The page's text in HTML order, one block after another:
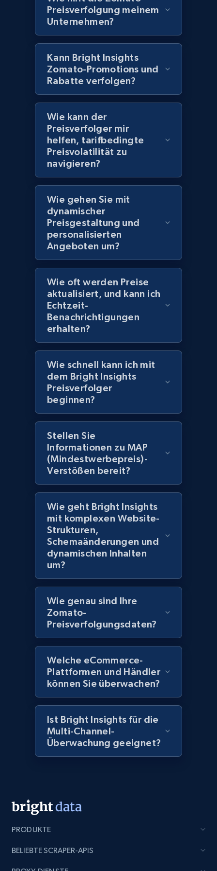
Home Depot US - Discover products by
specified UPC
URL, Domain, Country code, Model number,
Sku, Product id, Product name, Manufacturer,
and more.
2.1K+ 355+ Jetzt anfangen
Home Depot US - Discovery products by
specific category URL
URL, Domain, Country code, Model number,
2.1K+ 355+ Jetzt anfangen
Title, Seller name, Brand, Description, Initial
price, Currency, Availability, Reviews count, and
2.1K+ 375+
Amazon products global dataset - Collects
products by specific category URL
Title, Seller name, Brand, Description, Initial
price, Currency, Availability, Reviews count, and
more.
2.1K+ 375+ Jetzt anfangen
Amazon products global dataset -
Collecting products by keyword search
Title, Seller name, Brand, Description, Initial
price, Currency, Availability, Reviews count, and
Amazon products global dataset - Collects
Title, Seller name, Brand, Description, Initial
price, Currency, Availability, Reviews count, and
2.1K+ 375+ Jetzt anfangen
Amazon products global dataset - Collect
Amazon products by seller URL
Preisverfolgung meinem
Unternehmen?
Kann Bright Insights
Zomato-Promotions und
Rabatte verfolgen?
Wie kann der
Preisverfolger mir
helfen, tarifbedingte
Preisvolatilität zu
navigieren?
Wie gehen Sie mit
dynamischer
Preisgestaltung und
personalisierten
Angeboten um?
Wie oft werden Preise
aktualisiert, und kann ich
Echtzeit-
Benachrichtigungen
erhalten?
Wie schnell kann ich mit
dem Bright Insights
Preisverfolger
beginnen?
Stellen Sie
Informationen zu MAP
(Mindestwerbepreis)-
Verstößen bereit?
Wie geht Bright Insights
mit komplexen Website-
Strukturen,
Schemaänderungen und
dynamischen Inhalten
um?
Wie genau sind Ihre
Zomato-
Preisverfolgungsdaten?
Welche eCommerce-
Plattformen und Händler
können Sie überwachen?
Ist Bright Insights für die
Multi-Channel-
Überwachung geeignet?
PRODUKTE
BELIEBTE SCRAPER-APIS